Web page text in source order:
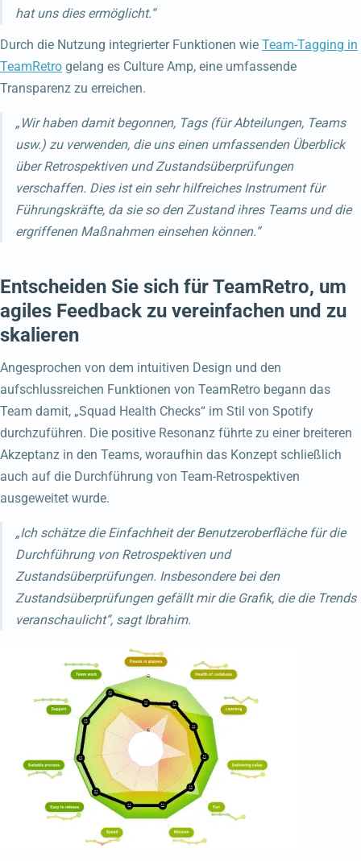
hat uns dies ermöglicht.“
Durch die Nutzung integrierter Funktionen wie Team-Tagging in
TeamRetro gelang es Culture Amp, eine umfassende
Transparenz zu erreichen.
„Wir haben damit begonnen, Tags (für Abteilungen, Teams
usw.) zu verwenden, die uns einen umfassenden Überblick
über Retrospektiven und Zustandsüberprüfungen
verschaffen. Dies ist ein sehr hilfreiches Instrument für
Führungskräfte, da sie so den Zustand ihres Teams und die
ergriffenen Maßnahmen einsehen können.“
Entscheiden Sie sich für TeamRetro, um
agiles Feedback zu vereinfachen und zu
skalieren
Angesprochen von dem intuitiven Design und den
aufschlussreichen Funktionen von TeamRetro begann das
Team damit, „Squad Health Checks“ im Stil von Spotify
durchzuführen. Die positive Resonanz führte zu einer breiteren
Akzeptanz in den Teams, woraufhin das Konzept schließlich
auch auf die Durchführung von Team-Retrospektiven
ausgeweitet wurde.
„Ich schätze die Einfachheit der Benutzeroberfläche für die
Durchführung von Retrospektiven und
Zustandsüberprüfungen. Insbesondere bei den
Zustandsüberprüfungen gefällt mir die Grafik, die die Trends
veranschaulicht“, sagt Ibrahim.